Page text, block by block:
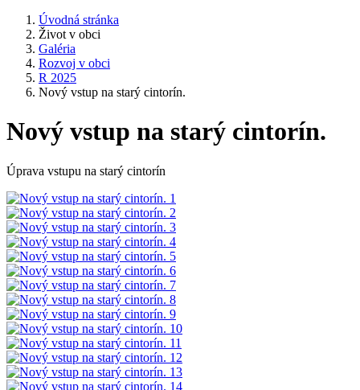
Úvodná stránka
Život v obci
Galéria
Rozvoj v obci
R 2025
Nový vstup na starý cintorín.
Nový vstup na starý cintorín.
Úprava vstupu na starý cintorín